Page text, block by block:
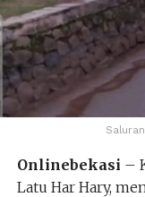
Onlinebekasi –
Latu Har Hary,